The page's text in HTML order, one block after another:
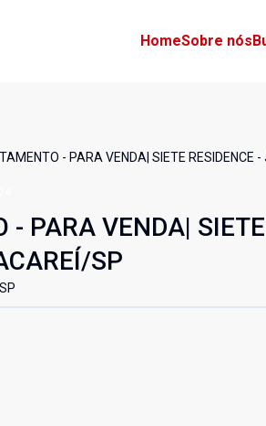
HomeSobre nós
- PARA VENDA| SIETE RESIDENCE
- PARA VENDA|
SP